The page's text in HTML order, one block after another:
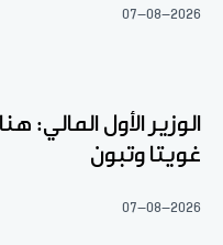
07-08-2026
الوزير الأول المالي:
غويتا وتبون
07-08-2026